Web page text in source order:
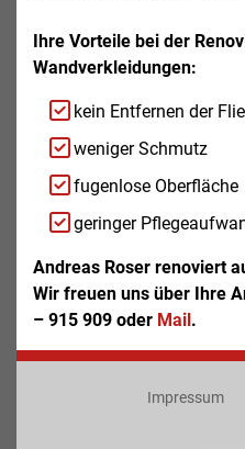
Ihre Vorteile bei der
Wandverkleidungen:
kein Entfernen der
weniger Schmutz
fugenlose Oberfläche
geringer
Andreas Roser renoviert
Wir freuen uns über Ihre
– 915 909 oder Mail.
Impressum